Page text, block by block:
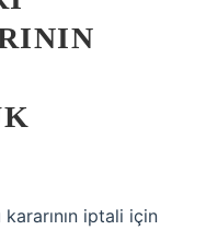
iptali için